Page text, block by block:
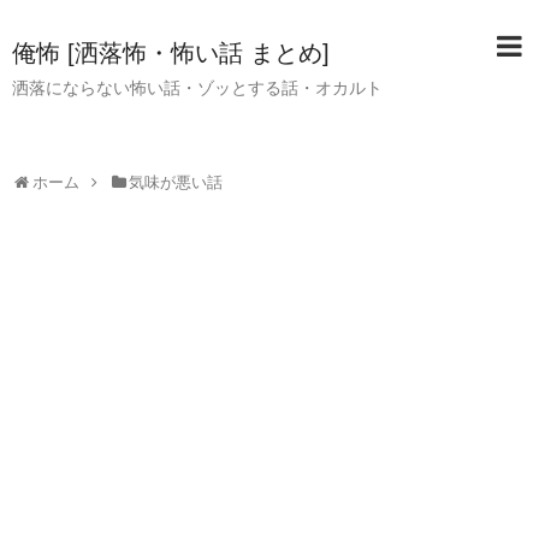
俺怖 [洒落怖・怖い話 まとめ]
洒落にならない怖い話・ゾッとする話・オカルト
ホーム 気味が悪い話